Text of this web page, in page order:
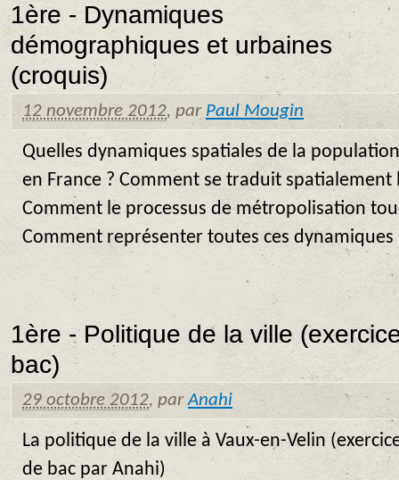
1ère - Dynamiques
démographiques et urbaines
(croquis)
12 novembre 2012, par Paul Mougin
Quelles dynamiques spatiales de la population
en France ? Comment se traduit spatialement
Comment le processus de métropolisation
Comment représenter toutes ces dynamiques
1ère - Politique de la ville
bac)
29 octobre 2012, parAnahi
La politique de la ville à Vaux-en-Velin
de bac par Anahi)